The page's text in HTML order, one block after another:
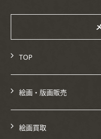
TOP
絵画・版画販売
絵画買取